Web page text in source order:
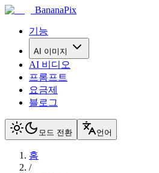
BananaPix
기능
AI 이미지
AI 비디오
프롬프트
요금제
블로그
모드 전환 언어
홈
/